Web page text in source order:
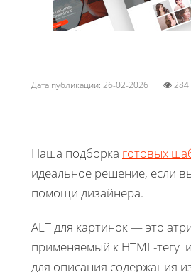
Дата публикации: 26-02-2026 284
Наша подборка готовых
идеальное решение, если
помощи дизайнера.
ALT для картинок — это
применяемый к HTML-тегу
для описания содержания